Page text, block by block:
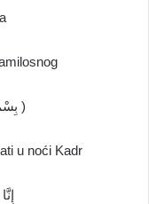
( بِسْمِ اللّهِ الرَّحْمـَنِ الرَّحِيمِ )
u noći Kadr